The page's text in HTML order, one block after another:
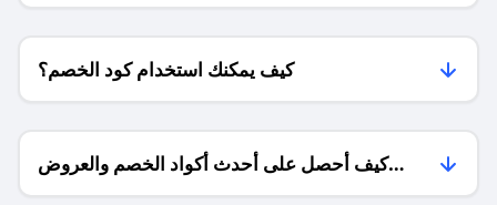
كيف يمكنك استخدام كود الخصم؟
كيف أحصل على أحدث أكواد الخصم والعروض
للمتاجر؟